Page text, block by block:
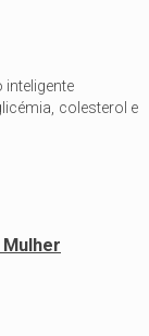
inteligente
colesterol e